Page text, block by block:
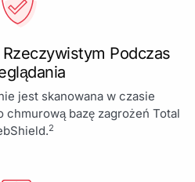
Podczas
jest skanowana w czasie
bazę zagrożeń Total
2